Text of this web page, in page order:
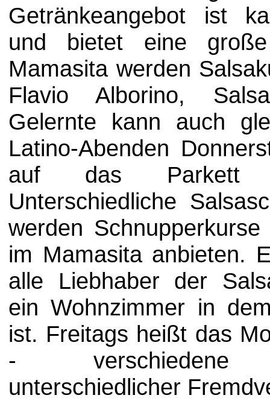
Getränkeangebot ist
und bietet eine
Mamasita werden
Flavio Alborino,
Gelernte kann auch
Latino-Abenden
auf das Parkett
Unterschiedliche
werden
im Mamasita anbieten.
alle Liebhaber der
ein Wohnzimmer in
ist. Freitags heißt das
- verschiedene
unterschiedlicher